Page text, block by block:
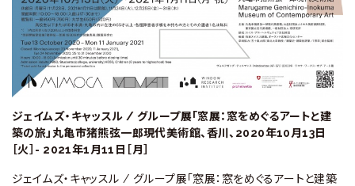
ジェイムズ・キャッスル / グループ展「窓展：窓をめぐるアートと建
築の旅」丸亀市猪熊弦一郎現代美術館、香川、2020年10月13日
［火］- 2021年1月11日［月］
ジェイムズ・キャッスル / グループ展「窓展：窓をめぐるアートと建築